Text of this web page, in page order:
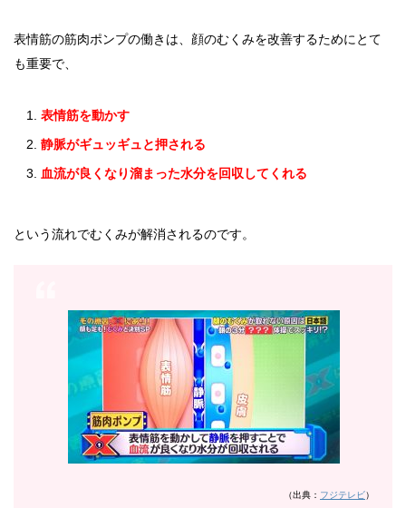
表情筋の筋肉ポンプの働きは、顔のむくみを改善するためにとて
も重要で、
表情筋を動かす
静脈がギュッギュと押される
血流が良くなり溜まった水分を回収してくれる
という流れでむくみが解消されるのです。
（出典： フジテレビ）